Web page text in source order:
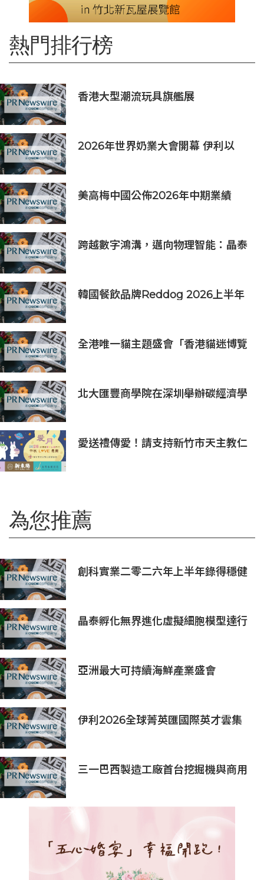
熱門排行榜
香港大型潮流玩具旗艦展
2026年世界奶業大會開幕 伊利以
美高梅中國公佈2026年中期業績
跨越數字鴻溝，邁向物理智能：晶泰
韓國餐飲品牌Reddog 2026上半年
全港唯一貓主題盛會「香港貓迷博覽
北大匯豐商學院在深圳舉辦碳經濟學
愛送禮傳愛！請支持新竹市天主教仁
為您推薦
創科實業二零二六年上半年錄得穩健
晶泰孵化無界進化虛擬細胞模型達行
亞洲最大可持續海鮮產業盛會
臨現場
伊利2026全球菁英匯國際英才雲集
三一巴西製造工廠首台挖掘機與商用